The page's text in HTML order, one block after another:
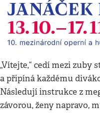
„Vítejte,“ cedí mezi
a připíná každému
Následují instrukce z
závorou, ženy napravo,